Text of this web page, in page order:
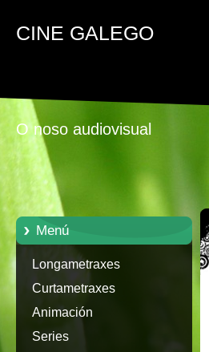
CINE GALEGO
O noso audiovisual
Menú
Longametraxes
Curtametraxes
Animación
Series